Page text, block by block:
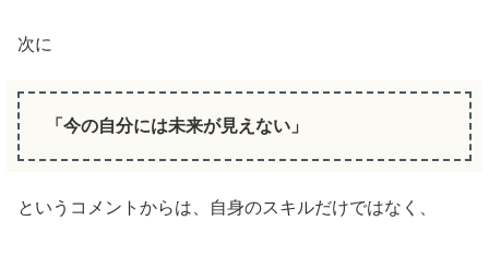
次に
「今の自分には未来が見えない」
というコメントからは、自身のスキルだけではなく、